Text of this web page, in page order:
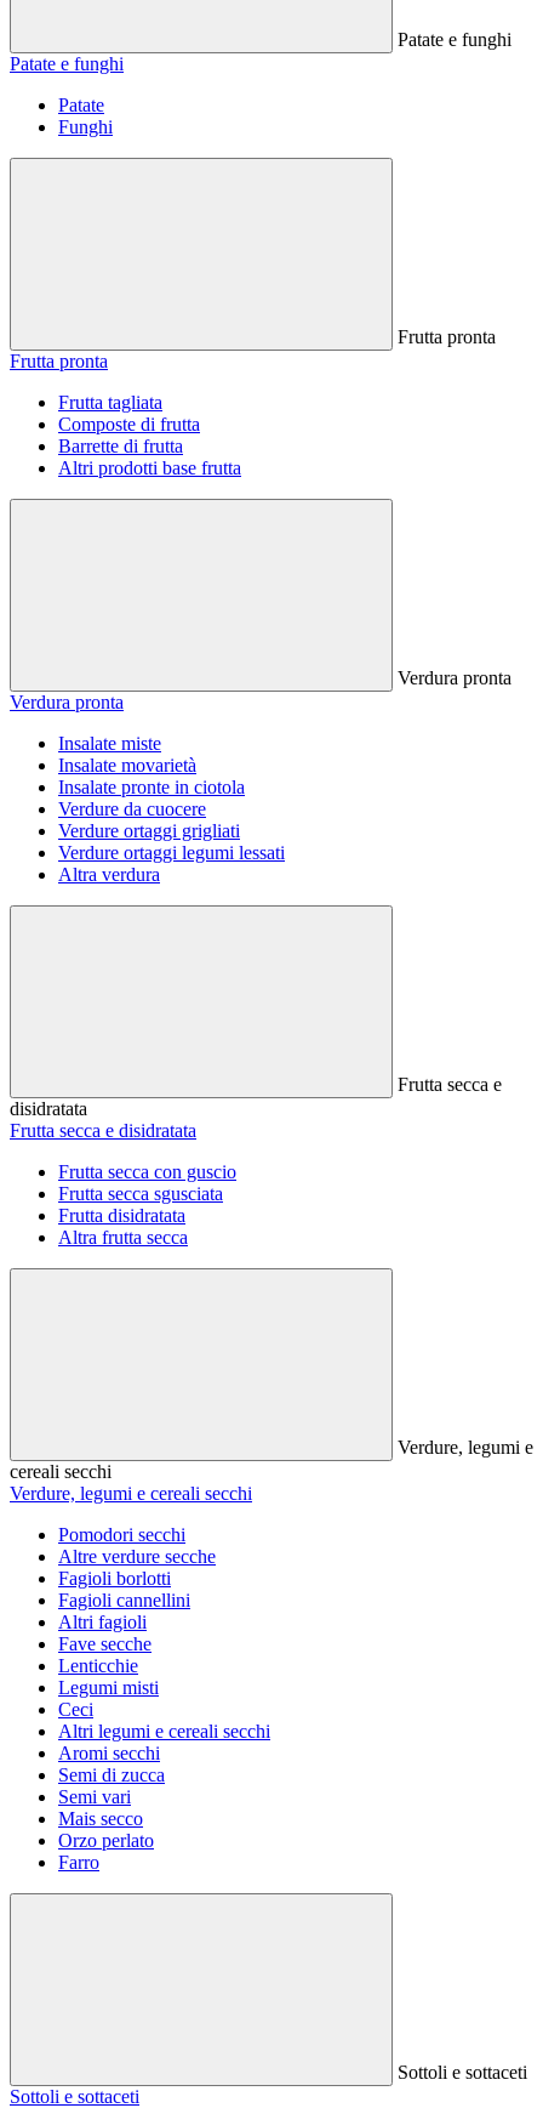
Patate e funghi
Patate e funghi
Patate
Funghi
Frutta pronta
Frutta pronta
Frutta tagliata
Composte di frutta
Barrette di frutta
Altri prodotti base frutta
Verdura pronta
Verdura pronta
Insalate miste
Insalate movarietà
Insalate pronte in ciotola
Verdure da cuocere
Verdure ortaggi grigliati
Verdure ortaggi legumi lessati
Altra verdura
Frutta secca e
disidratata
Frutta secca e disidratata
Frutta secca con guscio
Frutta secca sgusciata
Frutta disidratata
Altra frutta secca
Verdure, legumi e
cereali secchi
Verdure, legumi e cereali secchi
Pomodori secchi
Altre verdure secche
Fagioli borlotti
Fagioli cannellini
Altri fagioli
Fave secche
Lenticchie
Legumi misti
Ceci
Altri legumi e cereali secchi
Aromi secchi
Semi di zucca
Semi vari
Mais secco
Orzo perlato
Farro
Sottoli e sottaceti
Sottoli e sottaceti